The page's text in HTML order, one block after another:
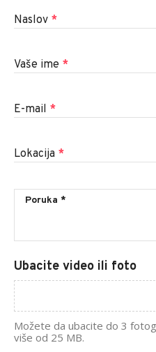
Naslov *
Vaše ime *
E-mail *
Lokacija *
Ubacite video ili foto
Možete da ubacite do 3
više od 25 MB.